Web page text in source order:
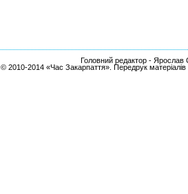
Головний редактор - Ярослав
© 2010-2014 «Час Закарпаття». Передрук